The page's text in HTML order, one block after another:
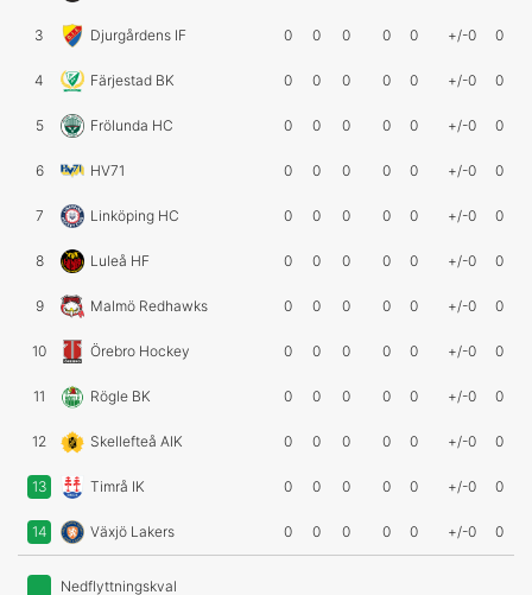
3 Djurgårdens IF 0 0 0 0 0 +/-0 0
4 Färjestad BK 0 0 0 0 0 +/-0 0
5 Frölunda HC 0 0 0 0 0 +/-0 0
6 HV71 0 0 0 0 0 +/-0 0
7 Linköping HC 0 0 0 0 0 +/-0 0
8 Luleå HF 0 0 0 0 0 +/-0 0
9 Malmö Redhawks 0 0 0 0 0 +/-0 0
10 Örebro Hockey 0 0 0 0 0 +/-0 0
11 Rögle BK 0 0 0 0 0 +/-0 0
12 Skellefteå AIK 0 0 0 0 0 +/-0 0
13 Timrå IK 0 0 0 0 0 +/-0 0
14 Växjö Lakers 0 0 0 0 0 +/-0 0
Nedflyttningskval